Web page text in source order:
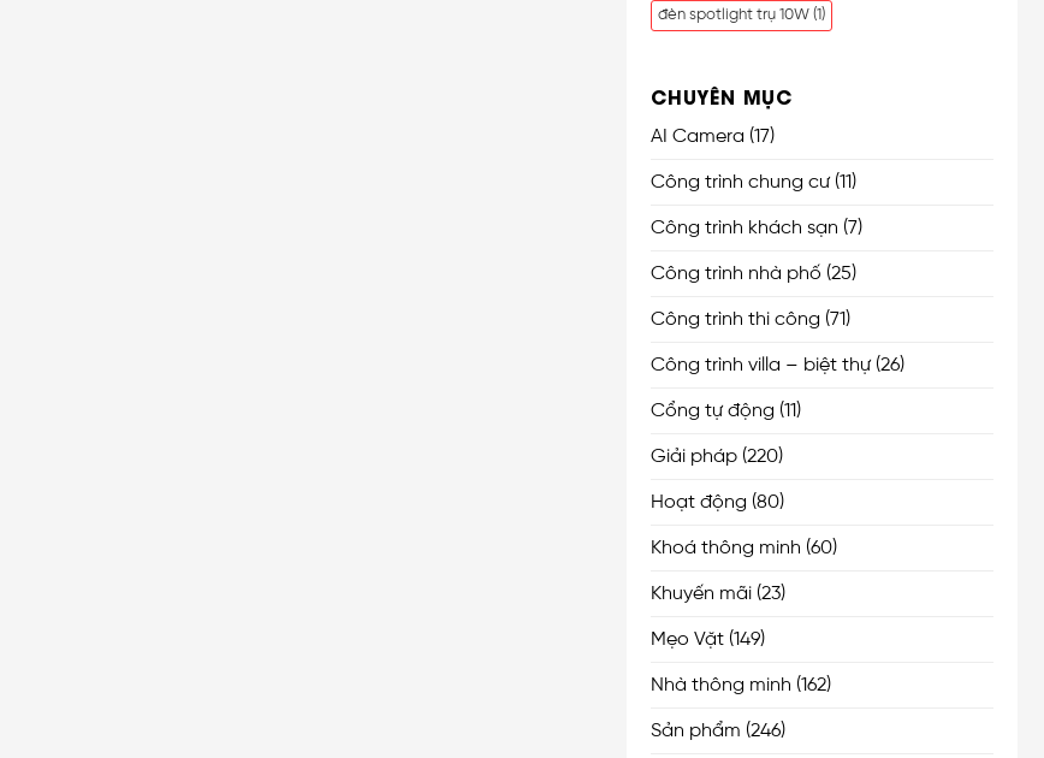
đèn spotlight trụ 10W (1)
CHUYÊN MỤC
AI Camera (17)
Công trình chung cư(11)
Công trình khách sạn (7)
Công trình nhà phố (25)
Công trình thi công (71)
Công trình villa – biệt thự(26)
Cổng tự động (11)
Giải pháp (220)
Hoạt động (80)
Khoá thông minh (60)
Khuyến mãi (23)
Mẹo Vặt (149)
Nhà thông minh (162)
Sản phẩm (246)